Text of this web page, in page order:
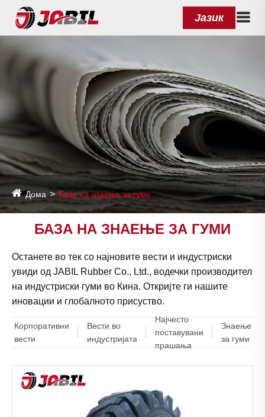
Јазик
Дома База на знаење за гуми
БАЗА НА ЗНАЕЊЕ ЗА ГУМИ
Останете во тек со најновите вести и индустриски
увиди од JABIL Rubber Co., Ltd., водечки производител
на индустриски гуми во Кина. Откријте ги нашите
иновации и глобалното присуство.
Корпоративни
вести
Вести во
индустријата
Најчесто
поставувани
прашања
Знаење
за гуми